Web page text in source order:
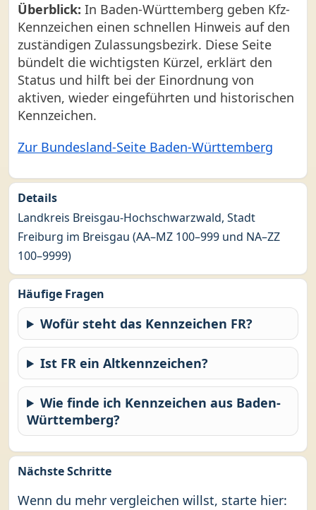
Überblick: In Baden-Württemberg geben Kfz-
Kennzeichen einen schnellen Hinweis auf den
zuständigen Zulassungsbezirk. Diese Seite
bündelt die wichtigsten Kürzel, erklärt den
Status und hilft bei der Einordnung von
aktiven, wieder eingeführten und historischen
Kennzeichen.
Zur Bundesland-Seite Baden-Württemberg
Details
Landkreis Breisgau-Hochschwarzwald, Stadt
Freiburg im Breisgau (AA–MZ 100–999 und NA–ZZ
100–9999)
Häufige Fragen
Wofür steht das Kennzeichen FR?
Ist FR ein Altkennzeichen?
Wie finde ich Kennzeichen aus Baden-
Württemberg?
Nächste Schritte
Wenn du mehr vergleichen willst, starte hier: